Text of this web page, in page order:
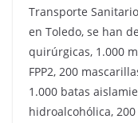
Transporte
en Toledo, se han
quirúrgicas, 1.000
FPP2, 200
1.000 batas
hidroalcohólica,